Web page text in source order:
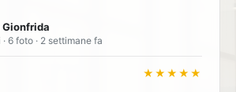
6 foto · 2 settimane fa
★★★★★